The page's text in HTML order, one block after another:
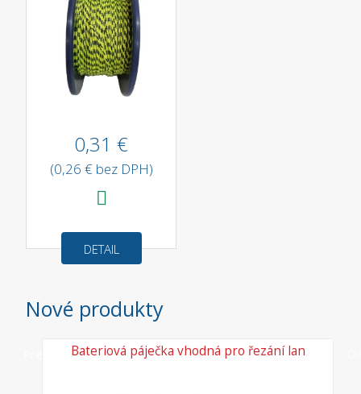
0,31 €
(0,26 € bez DPH)
DETAIL
Nové produkty
Bateriová páječka vhodná pro řezání lan
Předchozí